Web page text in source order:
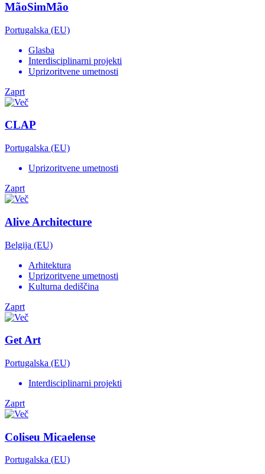
MãoSimMão
Portugalska (EU)
Glasba
Interdisciplinarni projekti
Uprizoritvene umetnosti
Zaprt
CLAP
Portugalska (EU)
Uprizoritvene umetnosti
Zaprt
Alive Architecture
Belgija (EU)
Arhitektura
Uprizoritvene umetnosti
Kulturna dediščina
Zaprt
Get Art
Portugalska (EU)
Interdisciplinarni projekti
Zaprt
Coliseu Micaelense
Portugalska (EU)